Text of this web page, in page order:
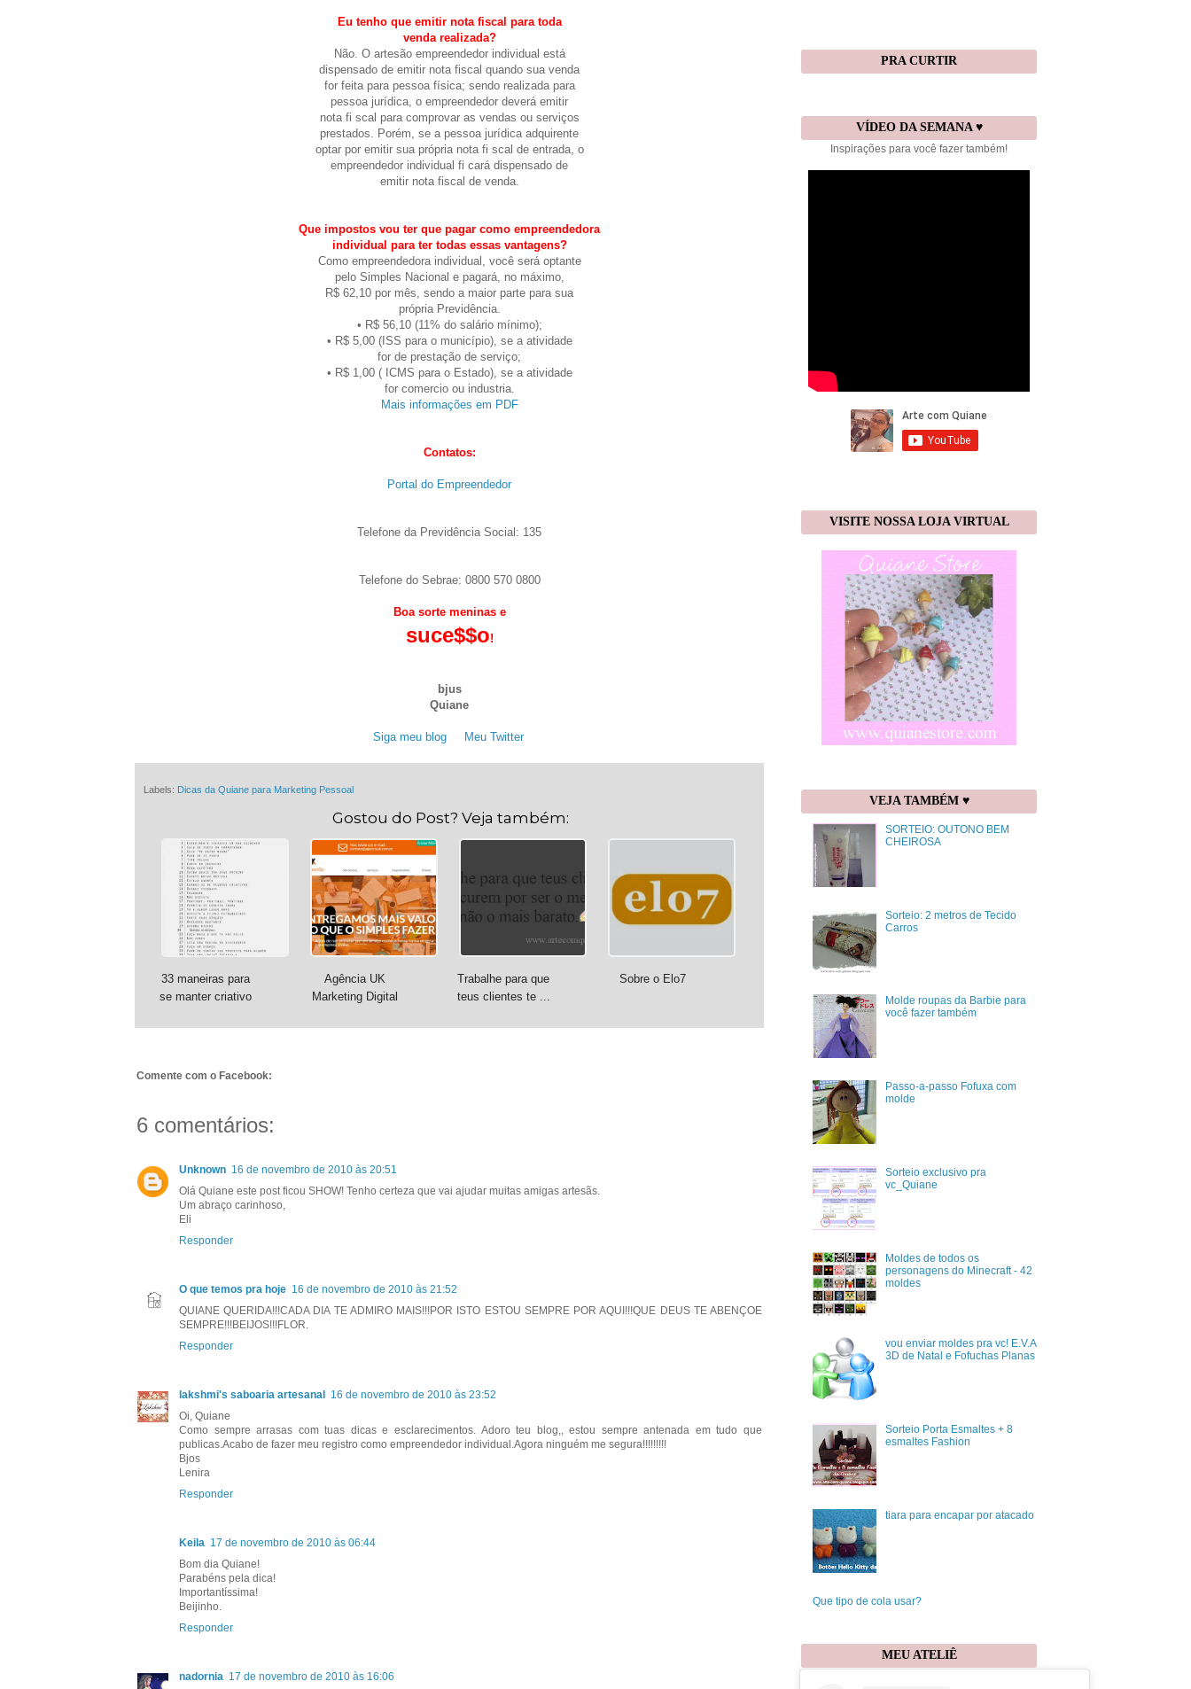
Eu tenho que emitir nota fiscal para toda
venda realizada?
Não. O artesão empreendedor individual está
dispensado de emitir nota fiscal quando sua venda
for feita para pessoa física; sendo realizada para
pessoa jurídica, o empreendedor deverá emitir
nota fi scal para comprovar as vendas ou serviços
prestados. Porém, se a pessoa jurídica adquirente
optar por emitir sua própria nota fi scal de entrada, o
empreendedor individual fi cará dispensado de
emitir nota fiscal de venda.
Que impostos vou ter que pagar como empreendedora
individual para ter todas essas vantagens?
Como empreendedora individual, você será optante
pelo Simples Nacional e pagará, no máximo,
R$ 62,10 por mês, sendo a maior parte para sua
própria Previdência.
• R$ 56,10 (11% do salário mínimo);
• R$ 5,00 (ISS para o município), se a atividade
for de prestação de serviço;
• R$ 1,00 ( ICMS para o Estado), se a atividade
for comercio ou industria.
Mais informações em PDF
Contatos:
Portal do Empreendedor
Telefone da Previdência Social: 135
Telefone do Sebrae: 0800 570 0800
Boa sorte meninas e
suce$$o!
bjus
Quiane
Siga meu blog. . Meu Twitter.
Labels: Dicas da Quiane para Marketing Pessoal
Gostou do Post? Veja também:
33 maneiras para
se manter criativo
Agência UK
Marketing Digital
Trabalhe para que
teus clientes te ...
Sobre o Elo7
Comente com o Facebook:
6 comentários:
Unknown 16 de novembro de 2010 às 20:51
Olá Quiane este post ficou SHOW! Tenho certeza que vai ajudar muitas amigas artesãs.
Um abraço carinhoso,
Eli
Responder
O que temos pra hoje 16 de novembro de 2010 às 21:52
QUIANE QUERIDA!!!CADA DIA TE ADMIRO MAIS!!!POR ISTO ESTOU SEMPRE POR AQUI!!!QUE DEUS TE ABENÇOE
SEMPRE!!!BEIJOS!!!FLOR.
Responder
lakshmi's saboaria artesanal
16 de novembro de 2010 às 23:52
Oi, Quiane
Como sempre arrasas com tuas dicas e esclarecimentos. Adoro teu blog,, estou sempre antenada em tudo que
publicas.Acabo de fazer meu registro como empreendedor individual.Agora ninguém me segura!!!!!!!!!
Bjos
Lenira
Responder
Keila 17 de novembro de 2010 às 06:44
Bom dia Quiane!
Parabéns pela dica!
Importantíssima!
Beijinho.
Responder
nadornia 17 de novembro de 2010 às 16:06
PRA CURTIR
VÍDEO DA SEMANA ♥
Inspirações para você fazer também!
VISITE NOSSA LOJA VIRTUAL
VEJA TAMBÉM ♥
SORTEIO: OUTONO BEM
CHEIROSA
Sorteio: 2 metros de Tecido
Carros
Molde roupas da Barbie para
você fazer também
Passo-a-passo Fofuxa com
molde
Sorteio exclusivo pra
vc_Quiane
Moldes de todos os
personagens do Minecraft - 42
moldes
vou enviar moldes pra vc! E.V.A
3D de Natal e Fofuchas Planas
Sorteio Porta Esmaltes + 8
esmaltes Fashion
tiara para encapar por atacado
Que tipo de cola usar?
MEU ATELIÊ